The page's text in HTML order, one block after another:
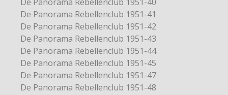
De Panorama Rebellenclub 1951-41
De Panorama Rebellenclub 1951-42
De Panorama Rebellenclub 1951-43
De Panorama Rebellenclub 1951-44
De Panorama Rebellenclub 1951-45
De Panorama Rebellenclub 1951-47
De Panorama Rebellenclub 1951-48